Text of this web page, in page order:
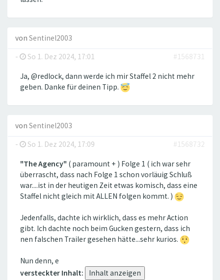
von Sentinel2003
-
So 1. Dez 2024, 17:01 #1568731
Ja, @redlock, dann werde ich mir Staffel 2 nicht mehr
geben. Danke für deinen Tipp.
von Sentinel2003
-
So 1. Dez 2024, 17:09 #1568732
"The Agency" ( paramount + ) Folge 1 ( ich war sehr
überrascht, dass nach Folge 1 schon vorläuig Schluß
war....ist in der heutigen Zeit etwas komisch, dass eine
Staffel nicht gleich mit ALLEN folgen kommt. )
Jedenfalls, dachte ich wirklich, dass es mehr Action
gibt. Ich dachte noch beim Gucken gestern, dass ich
nen falschen Trailer gesehen hätte...sehr kurios.
Nun denn, e
versteckter Inhalt: